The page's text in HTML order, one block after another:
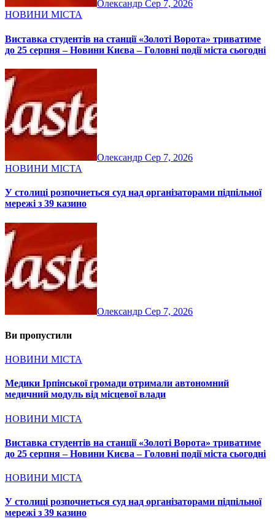
Олександр Сер 7, 2026
НОВИНИ МІСТА
Виставка студентів на станції «Золоті Ворота» триватиме
до 25 серпня – Новини Києва – Головні події міста сьогодні
Олександр Сер 7, 2026
НОВИНИ МІСТА
У столиці розпочнеться суд над організаторами підпільної
мережі з 39 казино
Олександр Сер 7, 2026
Ви пропустили
НОВИНИ МІСТА
Медики Ірпінської громади отримали автономний
медичний модуль від місцевої влади
НОВИНИ МІСТА
Виставка студентів на станції «Золоті Ворота» триватиме
до 25 серпня – Новини Києва – Головні події міста сьогодні
НОВИНИ МІСТА
У столиці розпочнеться суд над організаторами підпільної
мережі з 39 казино